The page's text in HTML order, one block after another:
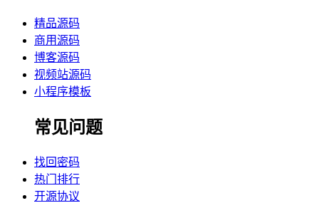
精品源码
商用源码
博客源码
视频站源码
小程序模板
常见问题
找回密码
热门排行
开源协议